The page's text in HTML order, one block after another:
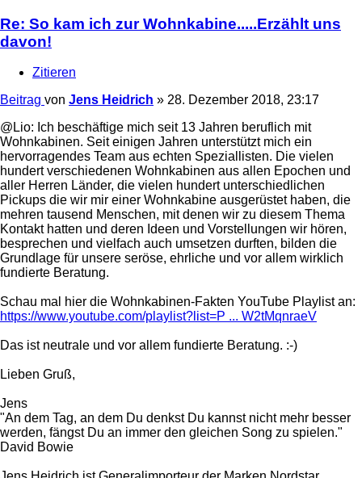
Re: So kam ich zur Wohnkabine.....Erzählt uns
davon!
Zitieren
Beitrag von Jens Heidrich » 28. Dezember 2018, 23:17
@Lio: Ich beschäftige mich seit 13 Jahren beruflich mit
Wohnkabinen. Seit einigen Jahren unterstützt mich ein
hervorragendes Team aus echten Speziallisten. Die vielen
hundert verschiedenen Wohnkabinen aus allen Epochen und
aller Herren Länder, die vielen hundert unterschiedlichen
Pickups die wir mir einer Wohnkabine ausgerüstet haben, die
mehren tausend Menschen, mit denen wir zu diesem Thema
Kontakt hatten und deren Ideen und Vorstellungen wir hören,
besprechen und vielfach auch umsetzen durften, bilden die
Grundlage für unsere seröse, ehrliche und vor allem wirklich
fundierte Beratung.
Schau mal hier die Wohnkabinen-Fakten YouTube Playlist an:
https://www.youtube.com/playlist?list=P ... W2tMqnraeV
Das ist neutrale und vor allem fundierte Beratung. :-)
Lieben Gruß,
Jens
"An dem Tag, an dem Du denkst Du kannst nicht mehr besser
werden, fängst Du an immer den gleichen Song zu spielen."
David Bowie